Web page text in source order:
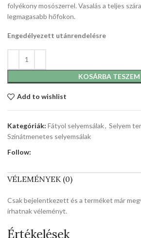
folyékony mosószerrel. Vasalás a teljes
legmagasabb hőfokon.
Engedélyezett utánrendelésre
KOSÁRBA TESZEM
Add to wishlist
Kategóriák: Fátyol selyemsálak, Selyem
Színátmenetes selyemsálak
Follow:
VÉLEMÉNYEK (0)
Értékelések
Csak bejelentkezett és a terméket már
írhatnak véleményt.